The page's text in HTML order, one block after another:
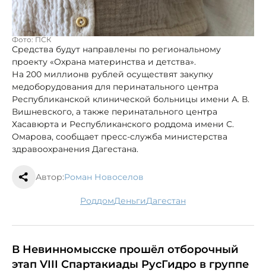
Фото: ПСК
Средства будут направлены по региональному
проекту «Охрана материнства и детства».
На 200 миллионв рублей осуществят закупку
медоборудования для перинатального центра
Республиканской клинической больницы имени А. В.
Вишневского, а также перинатального центра
Хасавюрта и Республиканского роддома имени С.
Омарова, сообщает пресс-служба министерства
здравоохранения Дагестана.
Автор:Роман Новоселов
роддом деньги Дагестан
В Невинномысске прошёл отборочный
этап VIII Спартакиады РусГидро в группе